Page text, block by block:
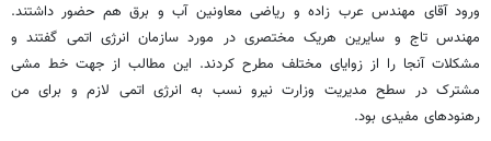
ورود آقای مهندس عرب زاده و ریاضی معاونین آب و برق هم حضور داشتند.
مهندس تاج و سایرین هریک مختصری در مورد سازمان انرژی اتمی گفتند و
مشکلات آنجا را از زوایای مختلف مطرح کردند. این مطالب از جهت خط مشی
مشترک در سطح مدیریت وزارت نیرو نسب به انرژی اتمی لازم و برای من
رهنودهای مفیدی بود.